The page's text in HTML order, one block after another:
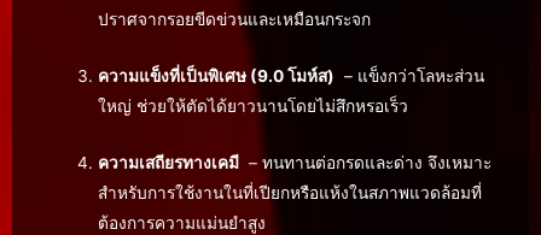
ปราศจากรอยขีดข่วนและเหมือนกระจก
ความแข็งที่เป็นพิเศษ (9.0 โมห์ส) – แข็งกว่าโลหะส่วน
ใหญ่ ช่วยให้ตัดได้ยาวนานโดยไม่สึกหรอเร็ว
ความเสถียรทางเคมี – ทนทานต่อกรดและด่าง จึงเหมาะ
สำหรับการใช้งานในที่เปียกหรือแห้งในสภาพแวดล้อมที่
ต้องการความแม่นยำสูง